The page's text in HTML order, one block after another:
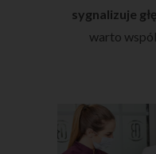
sygnalizuje
warto